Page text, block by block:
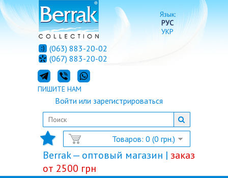
Язык:
РУС
УКР
Товаров: 0 (0 грн.)
Войти или зарегистрироваться
(063) 883-20-02
(067) 883-20-02
ПИШИТЕ НАМ
Berrak — оптовый магазин | заказ
от 2500 грн